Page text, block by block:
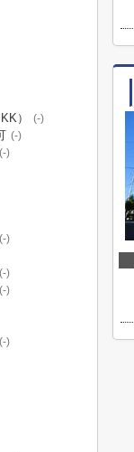
） (-)
(-)
(-)
(-)
(-)
(-)
(-)